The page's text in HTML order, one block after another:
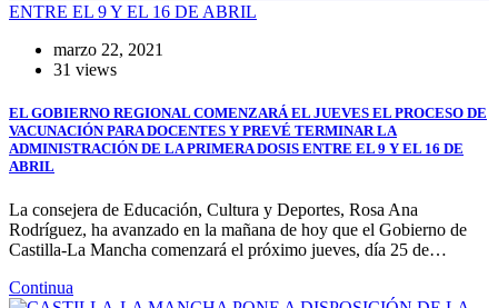
marzo 22, 2021
31 views
EL GOBIERNO REGIONAL COMENZARÁ EL JUEVES EL PROCESO DE
VACUNACIÓN PARA DOCENTES Y PREVÉ TERMINAR LA
ADMINISTRACIÓN DE LA PRIMERA DOSIS ENTRE EL 9 Y EL 16 DE
ABRIL
La consejera de Educación, Cultura y Deportes, Rosa Ana
Rodríguez, ha avanzado en la mañana de hoy que el Gobierno de
Castilla-La Mancha comenzará el próximo jueves, día 25 de…
Continua